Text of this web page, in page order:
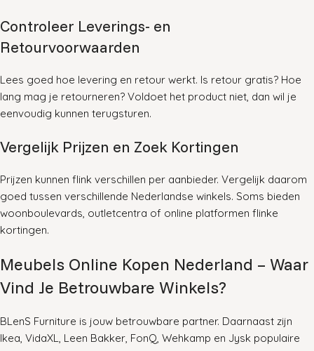
Controleer Leverings- en
Retourvoorwaarden
Lees goed hoe levering en retour werkt. Is retour gratis? Hoe
lang mag je retourneren? Voldoet het product niet, dan wil je
eenvoudig kunnen terugsturen.
Vergelijk Prijzen en Zoek Kortingen
Prijzen kunnen flink verschillen per aanbieder. Vergelijk daarom
goed tussen verschillende Nederlandse winkels. Soms bieden
woonboulevards, outletcentra of online platformen flinke
kortingen.
Meubels Online Kopen Nederland – Waar
Vind Je Betrouwbare Winkels?
BLenS Furniture is jouw betrouwbare partner. Daarnaast zijn
Ikea, VidaXL, Leen Bakker, FonQ, Wehkamp en Jysk populaire